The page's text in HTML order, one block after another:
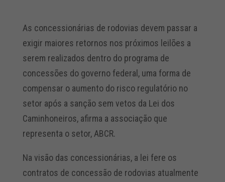
As concessionárias de rodovias devem passar a
exigir maiores retornos nos próximos leilões a
serem realizados dentro do programa de
concessões do governo federal, uma forma de
compensar o aumento do risco regulatório no
setor após a sanção sem vetos da Lei dos
Caminhoneiros, afirma a associação que
representa o setor, ABCR.
Na visão das concessionárias, a lei fere os
contratos de concessão de rodovias atualmente